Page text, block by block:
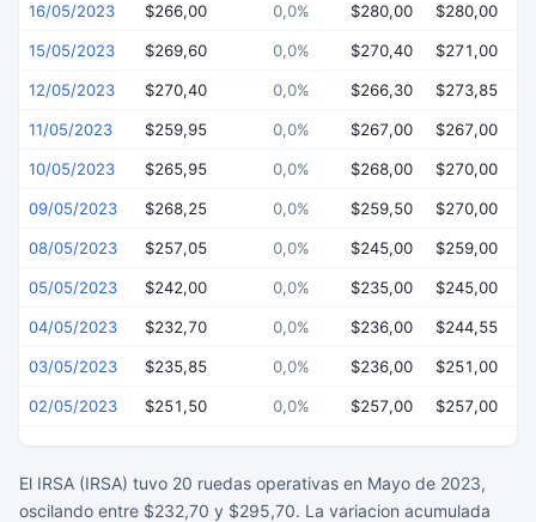
16/05/2023 $266,00 0,0% $280,00 $280,00
15/05/2023 $269,60 0,0% $270,40 $271,00
12/05/2023 $270,40 0,0% $266,30 $273,85
11/05/2023 $259,95 0,0% $267,00 $267,00
10/05/2023 $265,95 0,0% $268,00 $270,00
09/05/2023 $268,25 0,0% $259,50 $270,00
08/05/2023 $257,05 0,0% $245,00 $259,00
05/05/2023 $242,00 0,0% $235,00 $245,00
04/05/2023 $232,70 0,0% $236,00 $244,55
03/05/2023 $235,85 0,0% $236,00 $251,00
02/05/2023 $251,50 0,0% $257,00 $257,00
El IRSA (IRSA) tuvo 20 ruedas operativas en Mayo de 2023,
oscilando entre $232,70 y $295,70. La variacion acumulada